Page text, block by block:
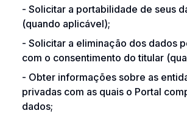
- Solicitar a portabilidade de seus
(quando aplicável);
- Solicitar a eliminação dos dados
com o consentimento do titular
- Obter informações sobre as
privadas com as quais o Portal
dados;